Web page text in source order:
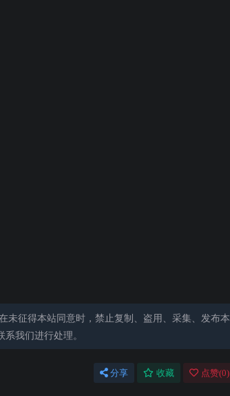
未征得本站同意时，禁止复制、盗用、采集、发布本
我们进行处理。
分享 收藏 点赞(0)